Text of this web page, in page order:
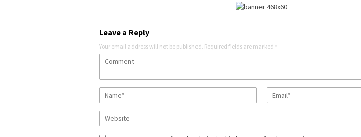
Leave a Reply
Your email address will not be published. Required fields are marked *